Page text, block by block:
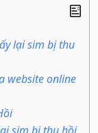
lại sim bị thu
website online